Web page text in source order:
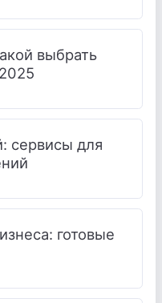
выбрать
сервисы для
готовые